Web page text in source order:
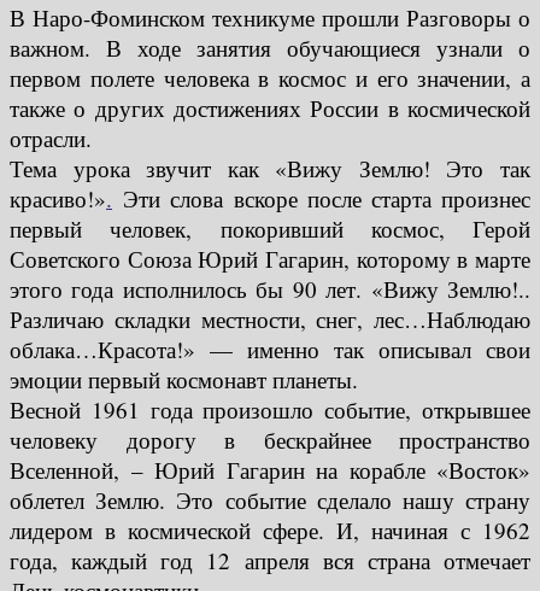
В Наро-Фоминском техникуме прошли Разговоры о
важном. В ходе занятия обучающиеся узнали о
первом полете человека в космос и его значении, а
также о других достижениях России в космической
отрасли.
Тема урока звучит как «Вижу Землю! Это так
красиво!». Эти слова вскоре после старта произнес
первый человек, покоривший космос, Герой
Советского Союза Юрий Гагарин, которому в марте
этого года исполнилось бы 90 лет. «Вижу Землю!..
Различаю складки местности, снег, лес…Наблюдаю
облака…Красота!» — именно так описывал свои
эмоции первый космонавт планеты.
Весной 1961 года произошло событие, открывшее
человеку дорогу в бескрайнее пространство
Вселенной, – Юрий Гагарин на корабле «Восток»
облетел Землю. Это событие сделало нашу страну
лидером в космической сфере. И, начиная с 1962
года, каждый год 12 апреля вся страна отмечает